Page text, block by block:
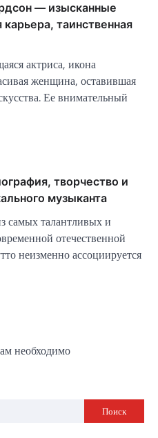
— изысканные
таинственная
актриса, икона
женщина, оставившая
Ее внимательный
творчество и
музыканта
самых талантливых и
отечественной
неизменно ассоциируется
необходимо
Поиск